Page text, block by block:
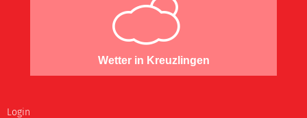
Wetter in Kreuzlingen
Login